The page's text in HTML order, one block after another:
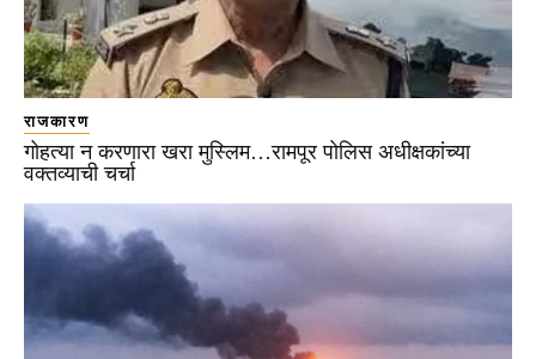
राजकारण
गोहत्या न करणारा खरा मुस्लिम…रामपूर पोलिस अधीक्षकांच्या
वक्तव्याची चर्चा